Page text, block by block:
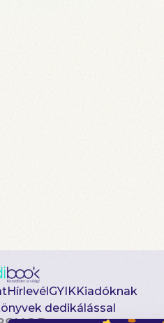
HírlevélGYIKKiadóknak
dedikálással